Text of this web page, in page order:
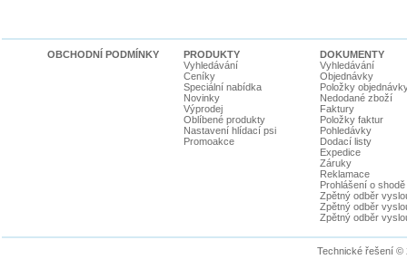
OBCHODNÍ PODMÍNKY
PRODUKTY
Vyhledávání
Ceníky
Speciální nabídka
Novinky
Výprodej
Oblíbené produkty
Nastavení hlídací psi
Promoakce
DOKUMENTY
Vyhledávání
Objednávky
Položky
Nedodané zboží
Faktury
Položky faktur
Pohledávky
Dodací listy
Expedice
Záruky
Reklamace
Prohlášení o shodě
Zpětný odběr
Zpětný odběr
Zpětný odběr
Technické řešení ©